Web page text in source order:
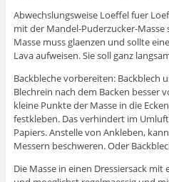
Abwechslungsweise Loeffel fuer
mit der Mandel-Puderzucker-Masse
Masse muss glaenzen und sollte
Lava aufweisen. Sie soll ganz
Backbleche vorbereiten: Backblech
Blechrein nach dem Backen besser
kleine Punkte der Masse in die
festkleben. Das verhindert im
Papiers. Anstelle von Ankleben,
Messern beschweren. Oder
Die Masse in einen Dressiersack